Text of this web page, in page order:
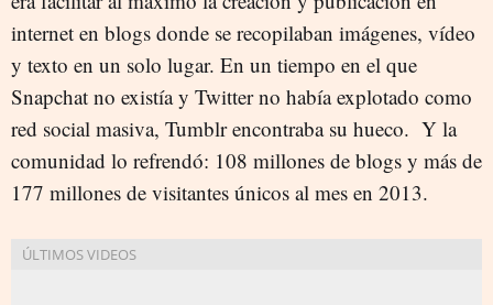
internet en blogs donde se recopilaban imágenes, vídeo
y texto en un solo lugar. En un tiempo en el que
Snapchat no existía y Twitter no había explotado como
red social masiva, Tumblr encontraba su hueco. Y la
comunidad lo refrendó: 108 millones de blogs y más de
177 millones de visitantes únicos al mes en 2013.